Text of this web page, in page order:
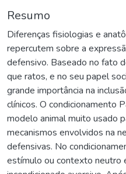
Resumo
Diferenças fisiologias e
repercutem sobre a
defensivo. Baseado no fato
que ratos, e no seu papel
grande importância na
clínicos. O condicionamento
modelo animal muito usado
mecanismos envolvidos na
defensivas. No
estímulo ou contexto neutro